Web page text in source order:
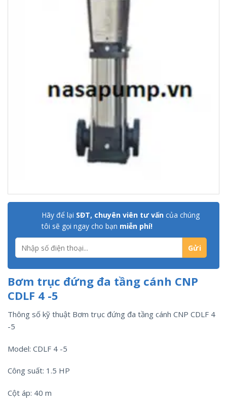
Hãy để lại SĐT, chuyên viên tư vấn của chúng
tôi sẽ gọi ngay cho bạn miễn phí!
Bơm trục đứng đa tầng cánh CNP
CDLF 4 -5
Thông số kỹ thuật Bơm trục đứng đa tầng cánh CNP CDLF 4
-5
Model: CDLF 4 -5
Công suất: 1.5 HP
Cột áp: 40 m